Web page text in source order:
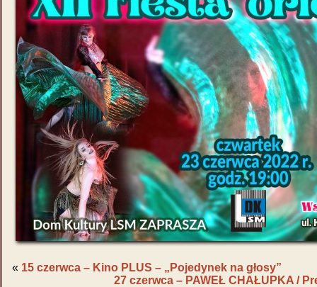
« 15 czerwca – Kino PLUS – „Pojedynek na głosy”
27 czerwca – PAWEŁ CHAŁUPKA /